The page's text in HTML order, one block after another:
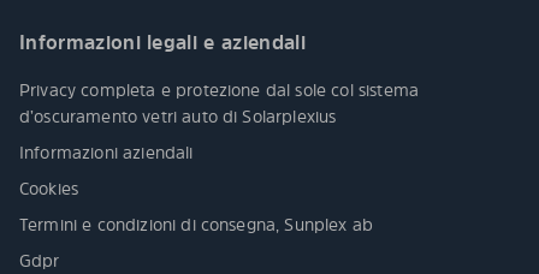
Informazioni legali e aziendali
Privacy completa e protezione dal sole col sistema
d’oscuramento vetri auto di Solarplexius
Informazioni aziendali
Cookies
Termini e condizioni di consegna, Sunplex ab
Gdpr